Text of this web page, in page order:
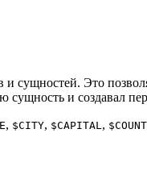
сущностей. Это
сущность и создавал
, $CITY, $CAPITAL ,